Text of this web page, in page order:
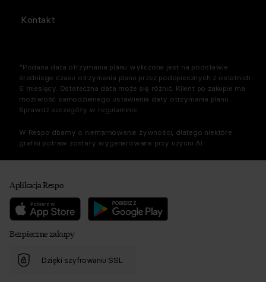
Kontakt
*Podana data otrzymania planu wyliczona jest na podstawie
średniego czasu otrzymania planu przez podopiecznych z ostatnich
6 miesięcy. Ostateczna data może się różnić. Klient po zakupie ma
możliwość samodzielnego ustawienia daty otrzymania planu.
Sprawdź szczegóły w regulaminie.
W Respo dbamy o niemarnowanie żywności, dlatego niektóre
grafiki potraw zostały wygenerowane przy użyciu AI.
Aplikacja Respo
Bezpieczne zakupy
Dzięki szyfrowaniu SSL